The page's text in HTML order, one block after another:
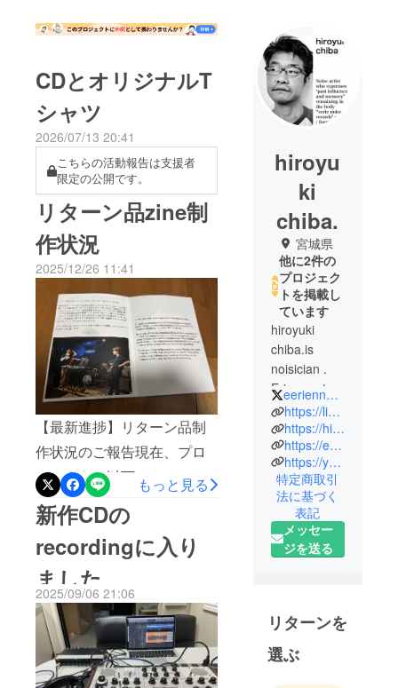
CDとオリジナルT
シャツ
2026/07/13 20:41
こちらの活動報告は支援者
限定の公開です。
リターン品zine制
作状況
2025/12/26 11:41
【最新進捗】リターン品制
作状況のご報告現在、プロ
ジェクトは以下のフェーズ
にあります。• 新作CD音
源：【レコーディング完
了】• 録音作業が無事に終了
し、現在は音のバランスや
質感を整えるミキシング作
業に移行しています。アー
ティストとしてのこだわり
が反映される、最も重要な
もっと見る
新作CDの
recordingに入り
ました
2025/09/06 21:06
hiroyu
ki
chiba.
宮城県
他に2件の
プロジェク
トを掲載し
ています
hiroyuki
chiba.is
noisician .
Erica synths
syntrx
.Improviser
.Owner/Foun
der of eerie
noise
records
eeriennoiserec
https://linktr.ee/eerienoiserecords
https://hiroyukichiba.bandcamp.com/music
https://eerienoiserecords.stores.jp/
https://youtube.com/@hiroyukichibachannel6851
特定商取引
法に基づく
表記
メッセー
ジを送る
リターンを
選ぶ